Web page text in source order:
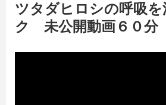
ツタダヒロシの呼吸
ク 未公開動画６０分